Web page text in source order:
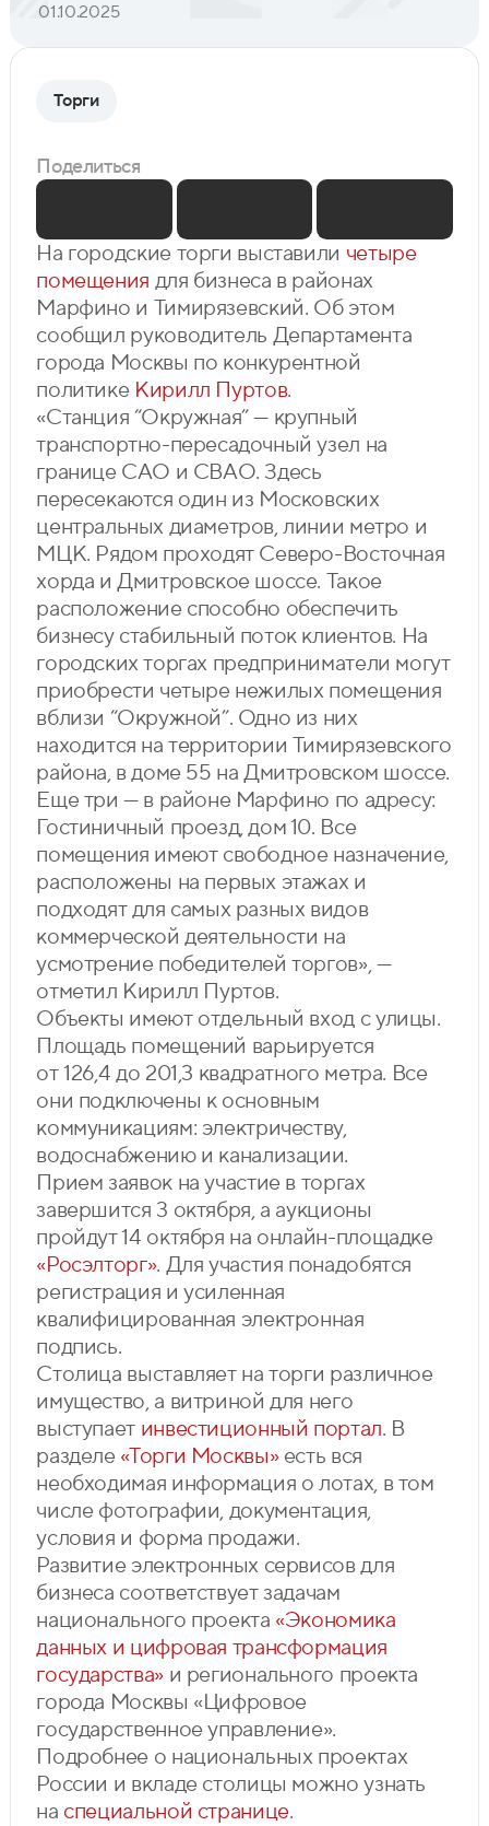
01.10.2025
На городские торги выставили четыре
помещения для бизнеса в районах
Марфино и Тимирязевский. Об этом
сообщил руководитель Департамента
города Москвы по конкурентной
политике Кирилл Пуртов.
«Станция “Окружная” — крупный
транспортно-пересадочный узел на
границе САО и СВАО. Здесь
пересекаются один из Московских
центральных диаметров, линии метро и
МЦК. Рядом проходят Северо-Восточная
хорда и Дмитровское шоссе. Такое
расположение способно обеспечить
бизнесу стабильный поток клиентов. На
городских торгах предприниматели могут
приобрести четыре нежилых помещения
вблизи “Окружной”. Одно из них
находится на территории Тимирязевского
района, в доме 55 на Дмитровском шоссе.
Еще три — в районе Марфино по адресу:
Гостиничный проезд, дом 10. Все
помещения имеют свободное назначение,
расположены на первых этажах и
подходят для самых разных видов
коммерческой деятельности на
усмотрение победителей торгов», —
отметил Кирилл Пуртов.
Объекты имеют отдельный вход с улицы.
Площадь помещений варьируется
от 126,4 до 201,3 квадратного метра. Все
они подключены к основным
коммуникациям: электричеству,
водоснабжению и канализации.
Прием заявок на участие в торгах
завершится 3 октября, а аукционы
пройдут 14 октября на онлайн-площадке
«Росэлторг». Для участия понадобятся
регистрация и усиленная
квалифицированная электронная
подпись.
Столица выставляет на торги различное
имущество, а витриной для него
выступает инвестиционный портал. В
разделе «Торги Москвы»есть вся
необходимая информация о лотах, в том
числе фотографии, документация,
условия и форма продажи.
Развитие электронных сервисов для
бизнеса соответствует задачам
национального проекта «Экономика
данных и цифровая трансформация
государства»и регионального проекта
города Москвы «Цифровое
государственное управление».
Подробнее о национальных проектах
России и вкладе столицы можно узнать
на специальной странице.
Торги
Поделиться